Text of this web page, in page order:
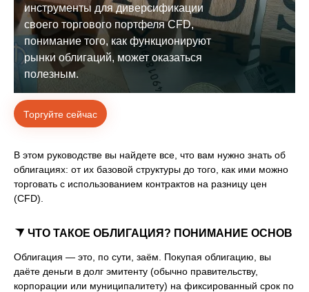
инструменты для диверсификации
своего торгового портфеля CFD,
понимание того, как функционируют
рынки облигаций, может оказаться
полезным.
Торгуйте сейчас
В этом руководстве вы найдете все, что вам нужно знать об
облигациях: от их базовой структуры до того, как ими можно
торговать с использованием контрактов на разницу цен
(CFD).
ЧТО ТАКОЕ ОБЛИГАЦИЯ? ПОНИМАНИЕ ОСНОВ
Облигация — это, по сути, заём. Покупая облигацию, вы
даёте деньги в долг эмитенту (обычно правительству,
корпорации или муниципалитету) на фиксированный срок по